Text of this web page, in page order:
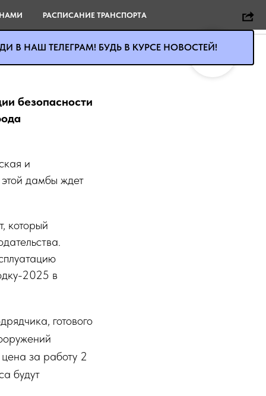
в
безопасности
и
дамбы ждет
который
2025 в
готового
за работу 2
будут
РАСПИСАНИЕ ТРАНСПОРТА
В НАШ ТЕЛЕГРАМ! БУДЬ В КУРСЕ НОВОСТЕЙ!